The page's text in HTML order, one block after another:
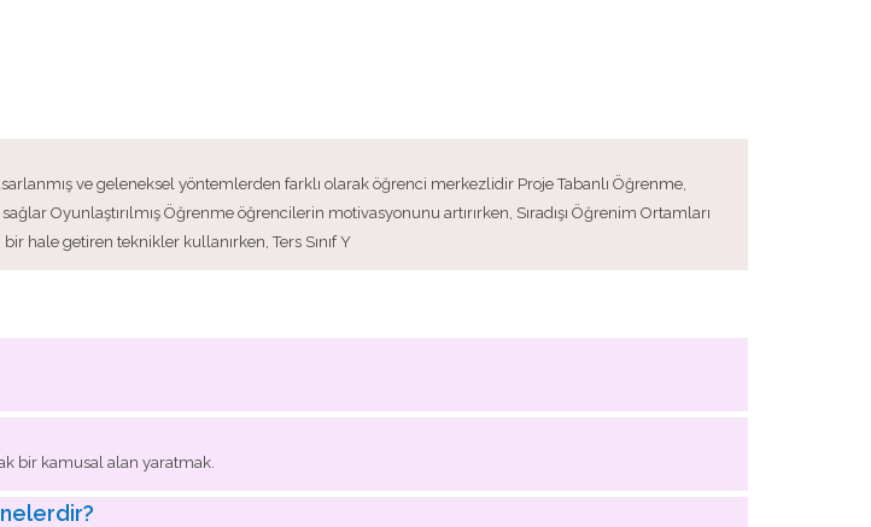
ve geleneksel yöntemlerden farklı olarak öğrenci merkezlidir Proje Tabanlı Öğrenme,
Oyunlaştırılmış Öğrenme öğrencilerin motivasyonunu artırırken, Sıradışı Öğrenim Ortamları
hale getiren teknikler kullanırken, Ters Sınıf Y
bir kamusal alan yaratmak.